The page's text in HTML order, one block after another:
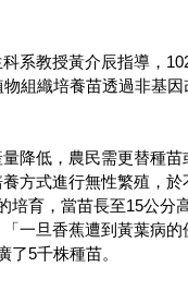
系教授黃介辰指導，
組織培養苗透過非基因
降低，農民需更替種
方式進行無性繁殖，
育，當苗長至15公分
一旦香蕉遭到黃葉病
5千株種苗。